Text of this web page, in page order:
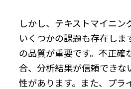
しかし、テキストマイニン
いくつかの課題も存在しま
の品質が重要です。不正確
合、分析結果が信頼できな
性があります。また、プラ